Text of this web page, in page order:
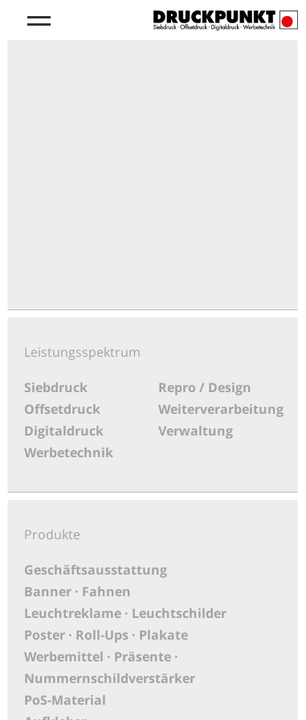
Leistungsspektrum
Siebdruck
Offsetdruck
Digitaldruck
Werbetechnik
Repro / Design
Weiterverarbeitung
Verwaltung
Produkte
Geschäftsausstattung
Banner · Fahnen
Leuchtreklame · Leuchtschilder
Poster · Roll-Ups · Plakate
Werbemittel · Präsente ·
Nummernschildverstärker
PoS-Material